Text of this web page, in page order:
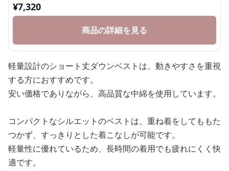
¥7,320
商品の詳細を見る
軽量設計のショート丈ダウンベストは、動きやすさを重視
する方におすすめです。
安い価格でありながら、高品質な中綿を使用しています。
コンパクトなシルエットのベストは、重ね着をしてももた
つかず、すっきりとした着こなしが可能です。
軽量性に優れているため、長時間の着用でも疲れにくく快
適です。